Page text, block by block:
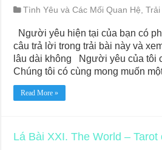
Tình Yêu và Các Mối Quan Hệ,Trải
Người yêu hiện tại của bạn có
câu trả lời trong trải bài này và
lâu dài không Người yêu của tôi
Chúng tôi có cùng mong muốn
Read More »
Lá Bài XXI. The World – Tarot